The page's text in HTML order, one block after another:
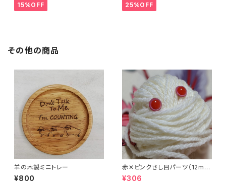
15%OFF 25%OFF
その他の商品
羊の木製ミニトレー
¥800
赤✕ピンクさし目パーツ（12m
m）（4個セット）
¥306